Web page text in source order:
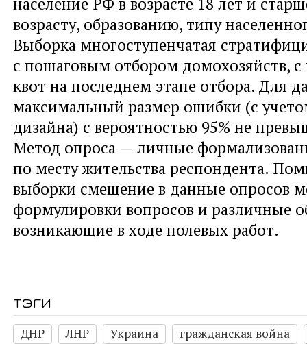
возрасту, образованию, типу
Выборка многоступенчатая
с пошаговым отбором домохозяйств,
квот на последнем этапе отбора. Для
максимальный размер ошибки (с
дизайна) с вероятностью 95% не
Метод опроса — личные
по месту жительства респондента.
выборки смещение в данные опросов
формулировки вопросов и различные
возникающие в ходе полевых работ.
тэги
ДНР ЛНР Украина гражданская война